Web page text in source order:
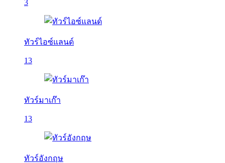
3
ทัวร์ไอซ์แลนด์
13
ทัวร์มาเก๊า
13
ทัวร์อังกฤษ